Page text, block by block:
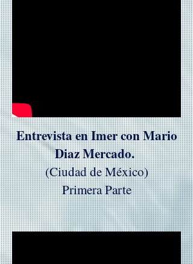
Entrevista en Imer con Mario
Diaz Mercado.
(Ciudad de México)
Primera Parte